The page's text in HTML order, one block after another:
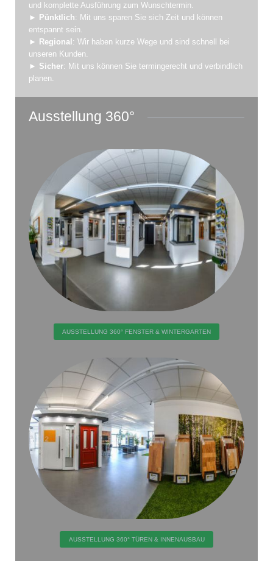
und komplette Ausführung zum Wunschtermin.
►
Pünktlich: Mit uns sparen Sie sich Zeit und können
entspannt sein.
►
Regional : Wir haben kurze Wege und sind schnell bei
unseren Kunden.
► Sicher: Mit uns können Sie termingerecht und verbindlich
planen.
Ausstellung 360°
AUSSTELLUNG 360° FENSTER & WINTERGARTEN
AUSSTELLUNG 360° TÜREN & INNENAUSBAU